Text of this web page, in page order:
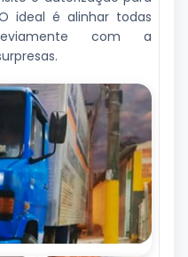
ideal é alinhar todas
com a